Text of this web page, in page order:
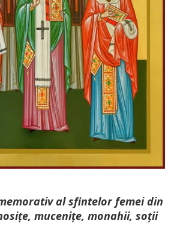
al sfintelor femei din
mu­cenițe, monahii, soții